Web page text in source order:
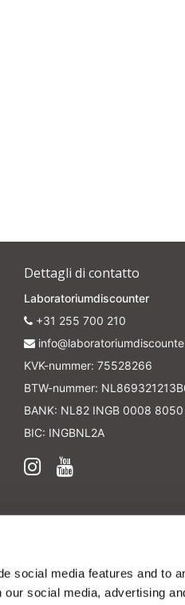
social media features and to
social media, advertising
Dettagli di contatto
Laboratoriumdiscounter
+31 255 700 210
KVK-nummer: 75528266
BTW-nummer:
BANK: NL82 INGB 0008
BIC: INGBNL2A
enkel ter educatie en/of